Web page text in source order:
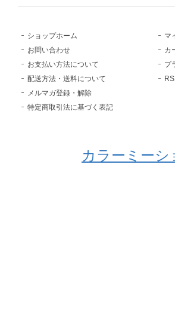
ショップホーム
お問い合わせ
お支払い方法について
配送方法・送料について
メルマガ登録・解除
特定商取引法に基づく表記
マ
カ
プ
カラーミーシ